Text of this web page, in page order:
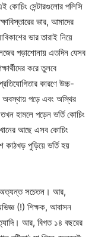
কোচিং সেন্টারগুলোর পলিসি
ভার, আমাদের
ভার তারাই নিয়ে
পড়াশোনায় এতদিন যেসব
করে তুলবে
কারণে উচ্চ-
অবস্থায় পড়ে এবং অস্থির
হামলে পড়েন ভর্তি কোচিং
আছে এসব কোচিং
কাঠখড় পুড়িয়ে ভর্তি হয়
অত্যন্ত সচেতন। আর,
(!) শিক্ষক, আবাসন
আর, বিগত ১৪ বছরের